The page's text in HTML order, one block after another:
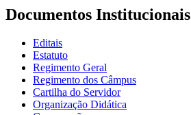
Documentos Institucionais
Editais
Estatuto
Regimento Geral
Regimento dos Câmpus
Cartilha do Servidor
Organização Didática